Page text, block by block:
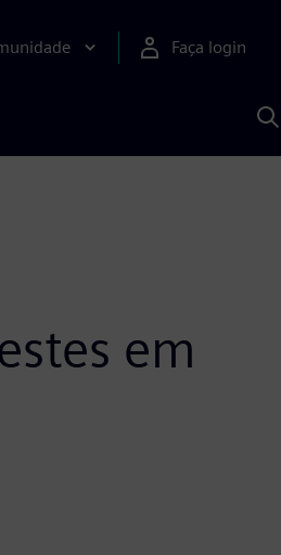
Faça login
em